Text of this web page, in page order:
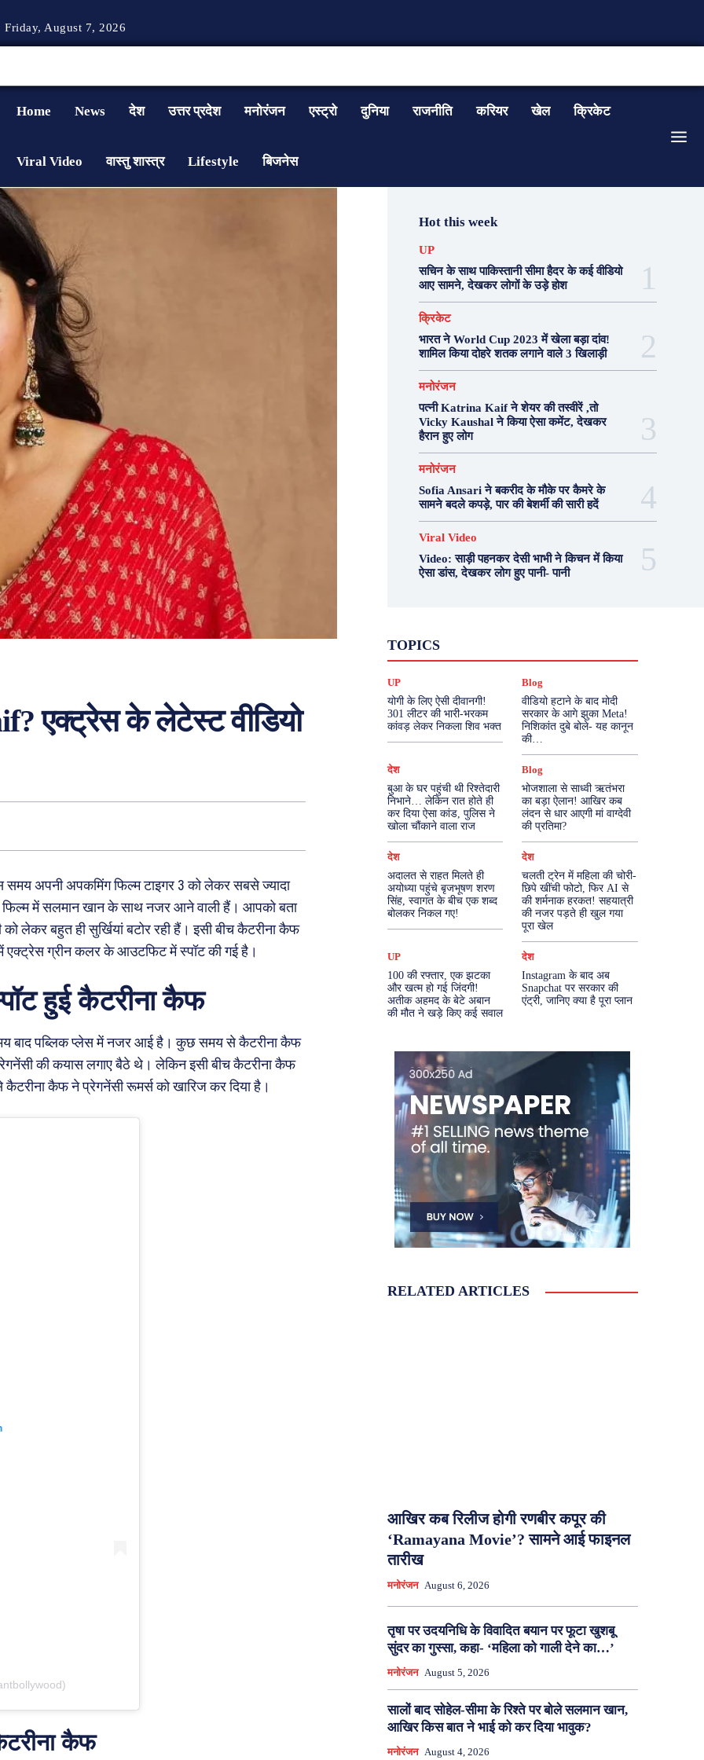
Friday, August 7, 2026
Home News देश उत्तर प्रदेश मनोरंजन एस्ट्रो दुनिया राजनीति करियर खेल क्रिकेट
Viral Video वास्तु शास्त्र Lifestyle बिजनेस
एक्ट्रेस के लेटेस्ट वीडियो
समय अपनी अपकमिंग फिल्म टाइगर 3 को लेकर सबसे ज्यादा
फिल्म में सलमान खान के साथ नजर आने वाली हैं। आपको बता
लेकर बहुत ही सुर्खियां बटोर रही हैं। इसी बीच कैटरीना कैफ
एक्ट्रेस ग्रीन कलर के आउटफिट में स्पॉट की गई है।
हुई कैटरीना कैफ
बाद पब्लिक प्लेस में नजर आई है। कुछ समय से कैटरीना कैफ
की कयास लगाए बैठे थे। लेकिन इसी बीच कैटरीना कैफ
कैफ ने प्रेगनेंसी रूमर्स को खारिज कर दिया है।
कैफ
Hot this week
UP
सचिन के साथ पाकिस्तानी सीमा हैदर के कई वीडियो
आए सामने, देखकर लोगों के उड़े होश
क्रिकेट
भारत ने World Cup 2023 में खेला बड़ा दांव!
शामिल किया दोहरे शतक लगाने वाले 3 खिलाड़ी
मनोरंजन
पत्नी Katrina Kaif ने शेयर की तस्वीरें ,तो
Vicky Kaushal ने किया ऐसा कमेंट, देखकर
हैरान हुए लोग
मनोरंजन
Sofia Ansari ने बकरीद के मौके पर कैमरे के
सामने बदले कपड़े, पार की बेशर्मी की सारी हदें
Viral Video
Video: साड़ी पहनकर देसी भाभी ने किचन में किया
ऐसा डांस, देखकर लोग हुए पानी- पानी
TOPICS
दुनिया
मनोरंजन
राजनीति वास्तु शास्त्र
More
UP
योगी के लिए ऐसी दीवानगी!
301 लीटर की भारी-भरकम
कांवड़ लेकर निकला शिव भक्त
Blog
वीडियो हटाने के बाद मोदी
सरकार के आगे झुका Meta!
निशिकांत दुबे बोले- यह कानून
की…
देश
बुआ के घर पहुंची थी रिश्तेदारी
निभाने… लेकिन रात होते ही
कर दिया ऐसा कांड, पुलिस ने
खोला चौंकाने वाला राज
Blog
भोजशाला से साध्वी ऋतंभरा
का बड़ा ऐलान! आखिर कब
लंदन से धार आएगी मां वाग्देवी
की प्रतिमा?
देश
अदालत से राहत मिलते ही
अयोध्या पहुंचे बृजभूषण शरण
सिंह, स्वागत के बीच एक शब्द
बोलकर निकल गए!
देश
चलती ट्रेन में महिला की चोरी-
छिपे खींची फोटो, फिर AI से
की शर्मनाक हरकत! सहयात्री
की नजर पड़ते ही खुल गया
पूरा खेल
UP
100 की रफ्तार, एक झटका
और खत्म हो गई जिंदगी!
अतीक अहमद के बेटे अबान
की मौत ने खड़े किए कई सवाल
देश
Instagram के बाद अब
Snapchat पर सरकार की
एंट्री, जानिए क्या है पूरा प्लान
RELATED ARTICLES
आखिर कब रिलीज होगी रणबीर कपूर की
‘Ramayana Movie’? सामने आई फाइनल
तारीख
मनोरंजन August 6, 2026
तृषा पर उदयनिधि के विवादित बयान पर फूटा खुशबू
सुंदर का गुस्सा, कहा- ‘महिला को गाली देने का…’
मनोरंजन August 5, 2026
सालों बाद सोहेल-सीमा के रिश्ते पर बोले सलमान खान,
आखिर किस बात ने भाई को कर दिया भावुक?
मनोरंजन August 4, 2026